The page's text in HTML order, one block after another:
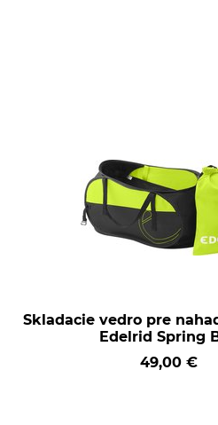
Skladacie vedro pre
Edelrid Spring
49,00 €